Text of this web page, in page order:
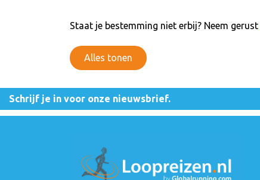
Staat je bestemming niet erbij? Neem gerust
Alles tonen
Schrijf je in voor onze nieuwsbrief.